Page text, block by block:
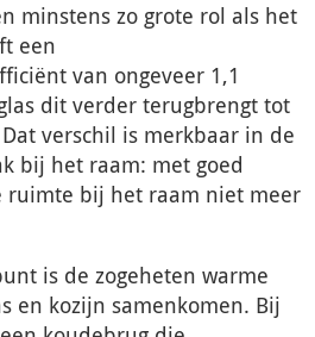
minstens zo grote rol als het
een
van ongeveer 1,1
dit verder terugbrengt tot
verschil is merkbaar in de
bij het raam: met goed
ruimte bij het raam niet meer
is de zogeheten warme
en kozijn samenkomen. Bij